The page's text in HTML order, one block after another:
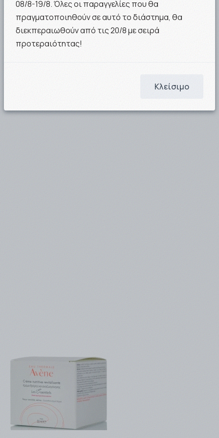
15.37€
ΣΤΟ ΚΑΛΑΘΙ
13.96€
08/8-19/8. Όλες οι παραγγελίες που θα
πραγματοποιηθούν σε αυτό το διάστημα, θα
διεκπεραιωθούν από τις 20/8 με σειρά
προτεραιότητας!
Κλείσιμο